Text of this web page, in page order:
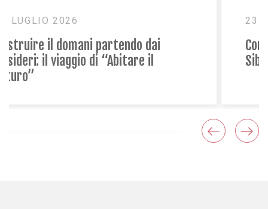
23 GIUGNO 2026
Condivisione, gioco e futuro: il primo
Siblings Day al Centro Paideia